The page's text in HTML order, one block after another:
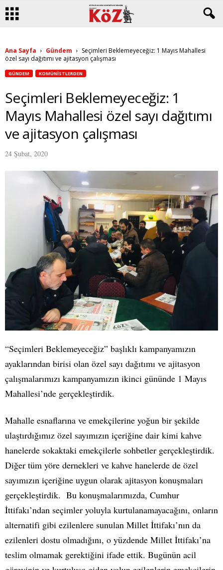
Ana Sayfa Gündem
Seçimleri Beklemeyeceğiz: 1 Mayıs Mahallesi
özel sayı dağıtımı ve ajitasyon çalışması
GÜNDEM KOMÜNISTLERDEN
Seçimleri Beklemeyeceğiz: 1
Mayıs Mahallesi özel sayı dağıtımı
ve ajitasyon çalışması
24 Şubat, 2020
“Seçimleri Beklemeyeceğiz” başlıklı kampanyamızın
ayaklarından birisi olan özel sayı dağıtımı ve ajitasyon
çalışmalarımızı kampanyamızın ikinci gününde 1 Mayıs
Mahallesi’nde gerçekleştirdik.
Mahalle esnaflarına ve emekçilerine yoğun bir şekilde
ulaştırdığımız özel sayımızın içeriğine dair kimi kahve
hanelerde sokaktaki emekçilerle sohbetler gerçekleştirdik.
Diğer tüm yöre dernekleri ve kahve hanelerde de özel
sayımızın içeriğine uygun olarak ajitasyon konuşmaları
gerçekleştirdik. Bu konuşmalarımızda, Cumhur
İttifakı’ndan seçimler yoluyla kurtulanamayacağını, onların
alternatifi gibi ezilenlere sunulan Millet İttifakı’nın da
ezilenleri dostu olmadığını, o yüzdende Millet İttifakı’na
teslim olmamak gerektiğini ifade ettik. Bugünün acil